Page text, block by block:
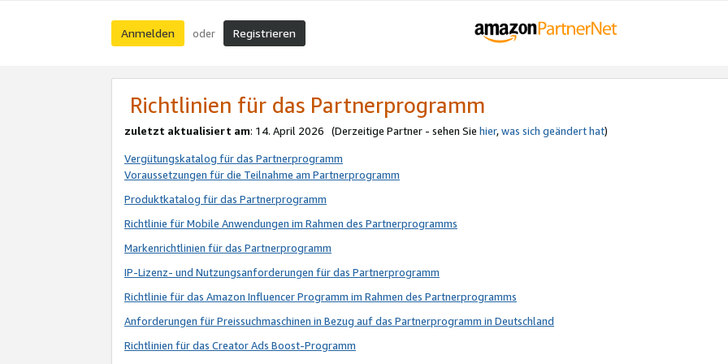
Anmelden oder Registrieren
Richtlinien für das Partnerprogramm
zuletzt aktualisiert am: 14. April 2026 (Derzeitige Partner - sehen Sie hier,was sich geändert hat)
Vergütungskatalog für das Partnerprogramm
Voraussetzungen für die Teilnahme am Partnerprogramm
Produktkatalog für das Partnerprogramm
Richtlinie für Mobile Anwendungen im Rahmen des Partnerprogramms
Markenrichtlinien für das Partnerprogramm
IP-Lizenz- und Nutzungsanforderungen für das Partnerprogramm
Richtlinie für das Amazon Influencer Programm im Rahmen des Partnerprogramms
Anforderungen für Preissuchmaschinen in Bezug auf das Partnerprogramm in Deutschland
Richtlinien für das Creator Ads Boost-Programm